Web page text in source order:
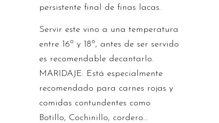
persistente final de finas lacas.
Servir este vino a una temperatura
entre 16º y 18º, antes de ser servido
es recomendable decantarlo.
MARIDAJE: Está especialmente
recomendado para carnes rojas y
comidas contundentes como
Botillo, Cochinillo, cordero…